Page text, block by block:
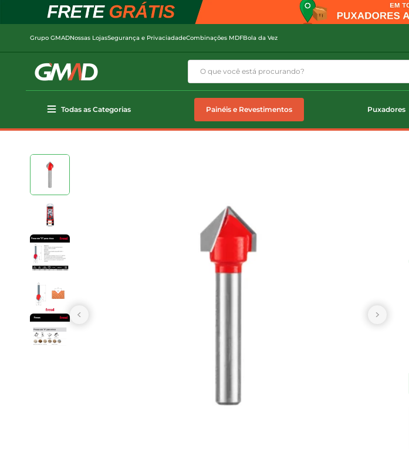
Grupo GMADNossas LojasSegurança e PrivaciadadeCombinações MDFBola da Vez
Todas as Categorias Painéis e Revestimentos Puxadores